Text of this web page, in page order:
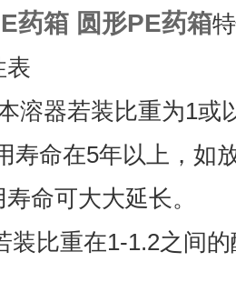
药箱 圆形PE药箱
表
溶器若装比重为1或
寿命在5年以上，如
命可大大延长。
重在1-1.2之间的